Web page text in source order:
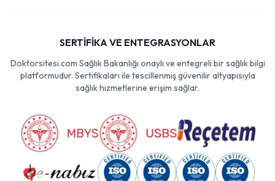
SERTİFİKA VE ENTEGRASYONLAR
Doktorsitesi.com Sağlık Bakanlığı onaylı ve entegreli bir sağlık bilgi
platformudur. Sertifikaları ile tescillenmiş güvenilir altyapısıyla
sağlık hizmetlerine erişim sağlar.